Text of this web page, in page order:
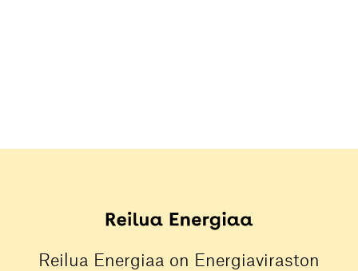
Reilua Energiaa on Energiaviraston